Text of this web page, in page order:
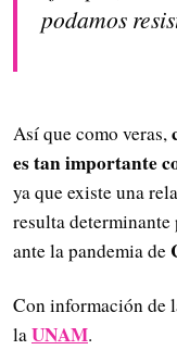
podamos
Así que como veras,
es tan importante
ya que existe una
resulta determinante
ante la pandemia de
Con información de
laUNAM.